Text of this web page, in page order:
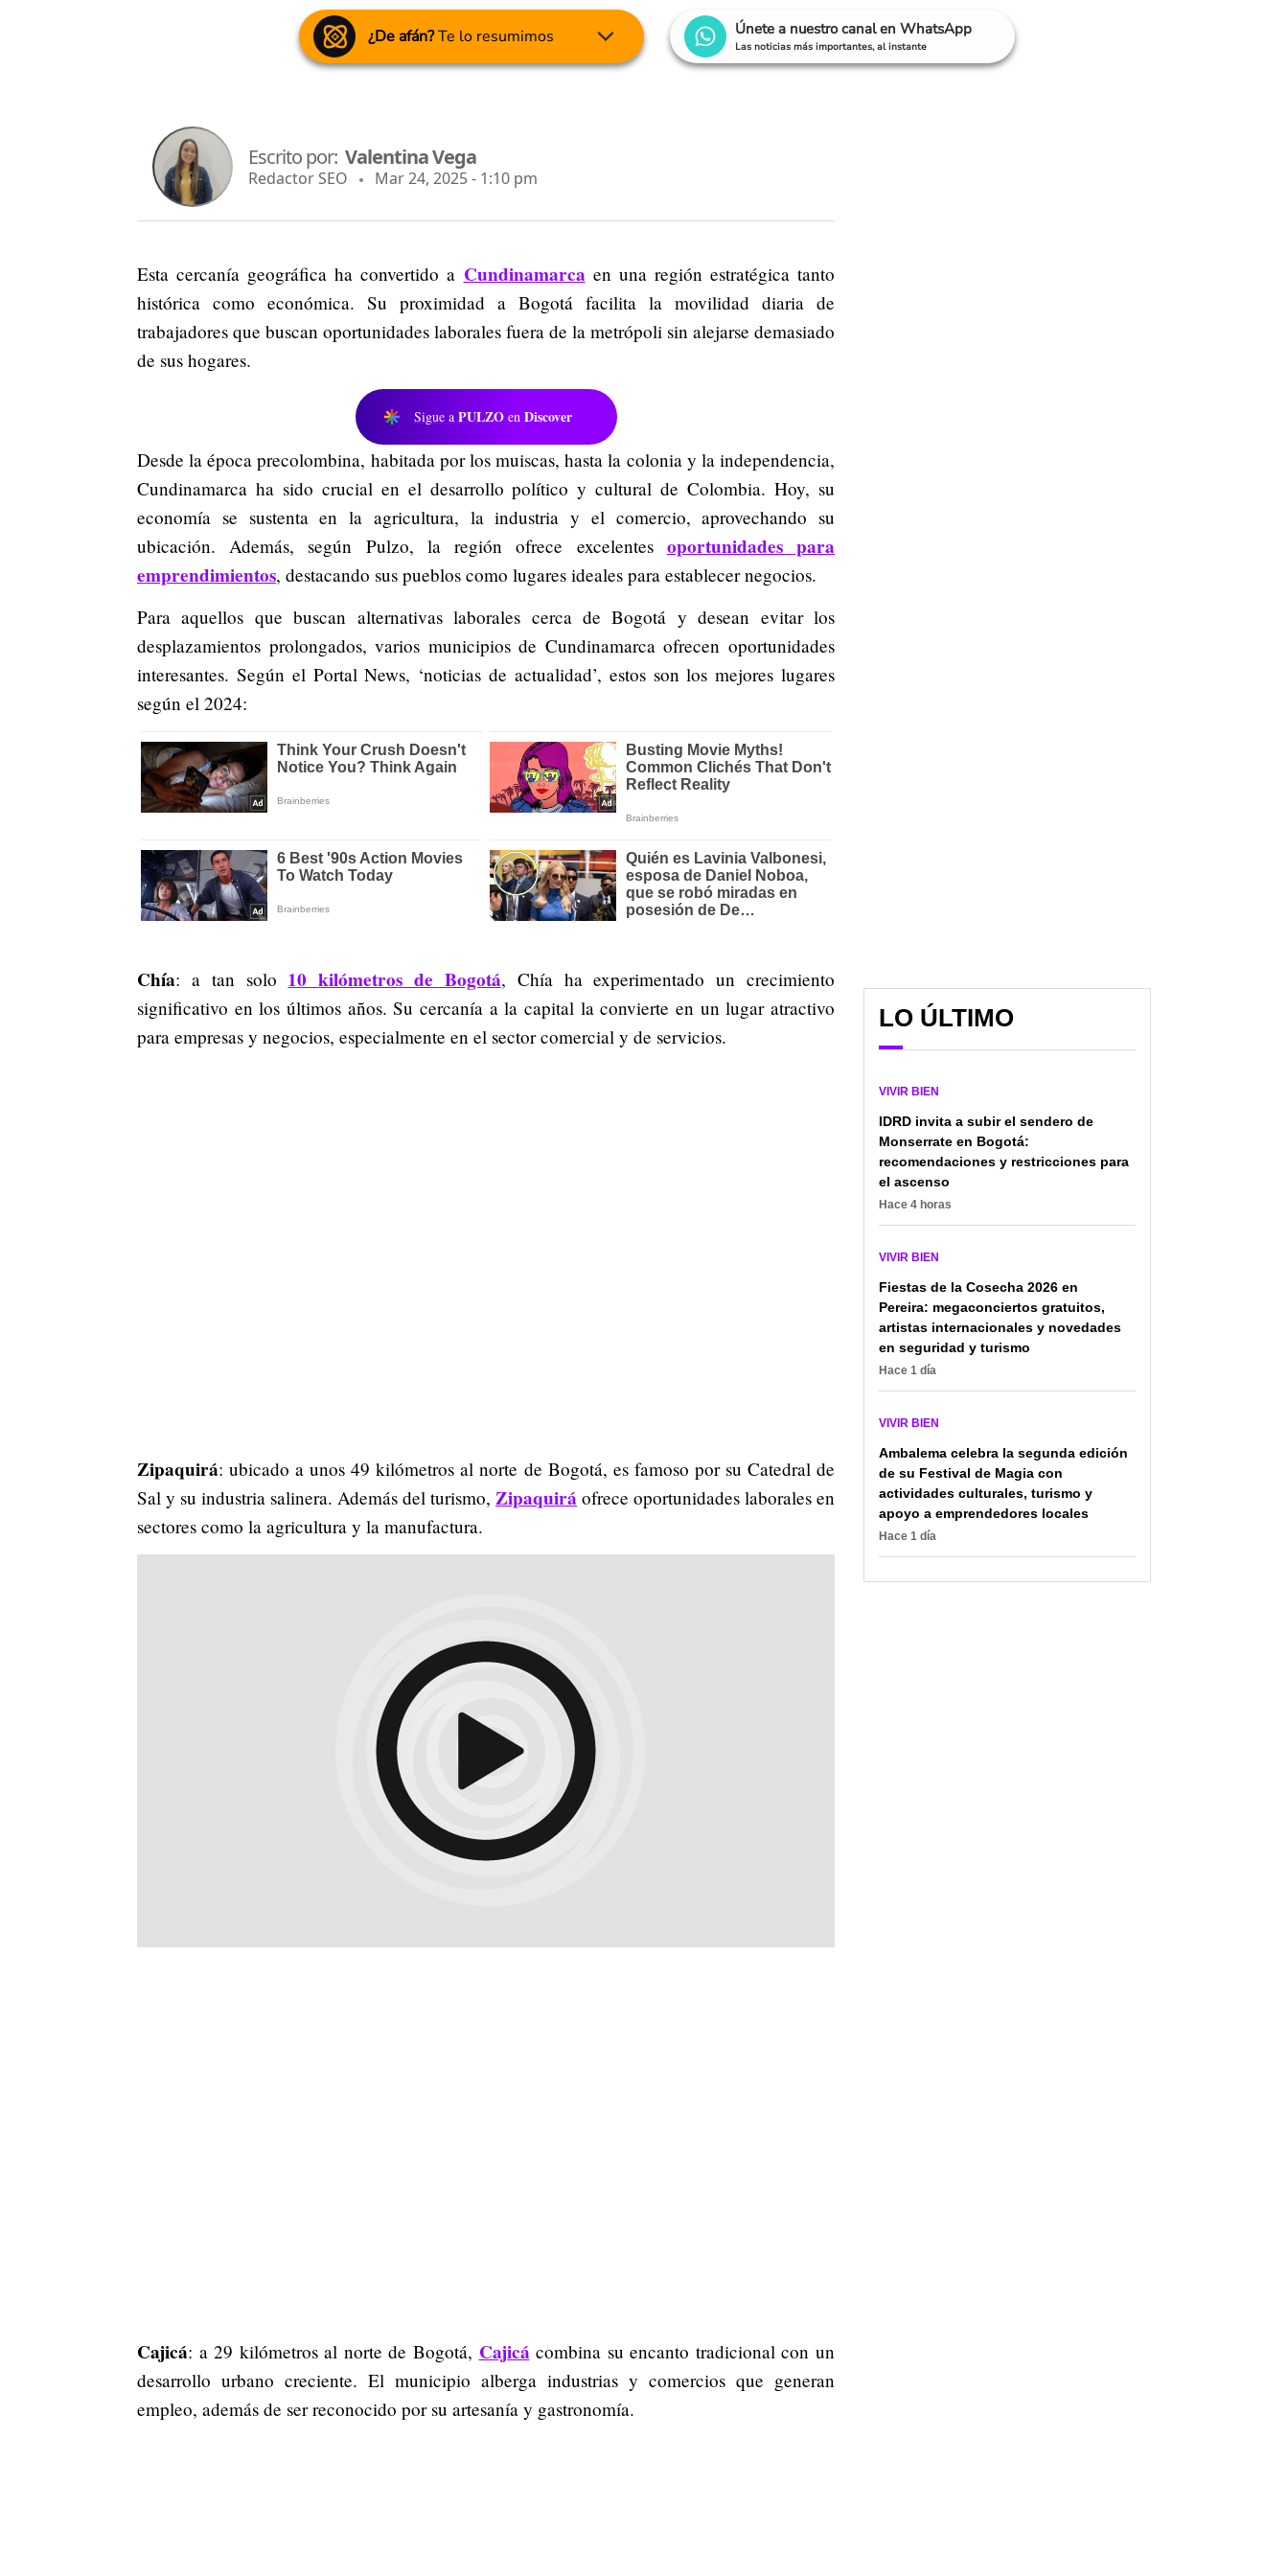
¿De afán?Te lo resumimos Únete a nuestro canal en WhatsApp
Las noticias más importantes, al instante
Escrito por: Valentina Vega
Redactor SEO Mar 24, 2025 - 1:10 pm
Esta cercanía geográfica ha convertido a Cundinamarcaen una región estratégica tanto
histórica como económica. Su proximidad a Bogotá facilita la movilidad diaria de
trabajadores que buscan oportunidades laborales fuera de la metrópoli sin alejarse demasiado
de sus hogares.
Sigue a PULZO en Discover
Desde la época precolombina, habitada por los muiscas, hasta la colonia y la independencia,
Cundinamarca ha sido crucial en el desarrollo político y cultural de Colombia. Hoy, su
economía se sustenta en la agricultura, la industria y el comercio, aprovechando su
ubicación. Además, según Pulzo, la región ofrece excelentes oportunidades para
emprendimientos, destacando sus pueblos como lugares ideales para establecer negocios.
Para aquellos que buscan alternativas laborales cerca de Bogotá y desean evitar los
desplazamientos prolongados, varios municipios de Cundinamarca ofrecen oportunidades
interesantes. Según el Portal News, ‘noticias de actualidad’, estos son los mejores lugares
según el 2024:
Chía: a tan solo 10 kilómetros de Bogotá, Chía ha experimentado un crecimiento
significativo en los últimos años. Su cercanía a la capital la convierte en un lugar atractivo
para empresas y negocios, especialmente en el sector comercial y de servicios.​
Zipaquirá: ubicado a unos 49 kilómetros al norte de Bogotá, es famoso por su Catedral de
Sal y su industria salinera. Además del turismo, Zipaquirá ofrece oportunidades laborales en
sectores como la agricultura y la manufactura.​
Cajicá: a 29 kilómetros al norte de Bogotá, Cajicácombina su encanto tradicional con un
desarrollo urbano creciente. El municipio alberga industrias y comercios que generan
empleo, además de ser reconocido por su artesanía y gastronomía.
LO ÚLTIMO
VIVIR BIEN
IDRD invita a subir el sendero de
Monserrate en Bogotá:
recomendaciones y restricciones para
el ascenso
Hace 4 horas
VIVIR BIEN
Fiestas de la Cosecha 2026 en
Pereira: megaconciertos gratuitos,
artistas internacionales y novedades
en seguridad y turismo
Hace 1 día
VIVIR BIEN
Ambalema celebra la segunda edición
de su Festival de Magia con
actividades culturales, turismo y
apoyo a emprendedores locales
Hace 1 día